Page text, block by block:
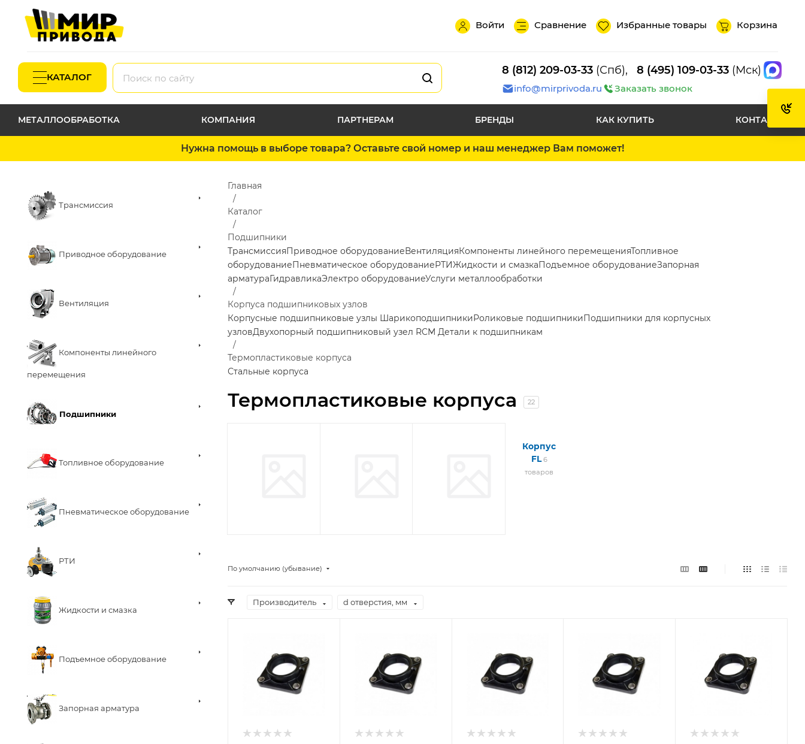
Войти Сравнение Избранные товары Корзина
КАТАЛОГ
8 (812) 209-03-33 (Спб), 8 (495) 109-03-33 (Мск)
info@mirprivoda.ru Заказать звонок
МЕТАЛЛООБРАБОТКА КОМПАНИЯ ПАРТНЕРАМ БРЕНДЫ КАК КУПИТЬ КОНТАКТЫ
Нужна помощь в выборе товара? Оставьте свой номер и наш менеджер Вам поможет!
Трансмиссия
Приводное оборудование
Вентиляция
Компоненты линейного
перемещения
Подшипники
Топливное оборудование
Пневматическое оборудование
РТИ
Жидкости и смазка
Подъемное оборудование
Запорная арматура
Термопластиковые корпуса 22
Главная
Каталог
Подшипники
ТрансмиссияПриводное оборудованиеВентиляцияКомпоненты линейного перемещенияТопливное
оборудованиеПневматическое оборудованиеРТИЖидкости и смазкаПодъемное оборудованиеЗапорная
арматураГидравликаЭлектро оборудованиеУслуги металлообработки
Корпуса подшипниковых узлов
Корпусные подшипниковые узлы ШарикоподшипникиРоликовые подшипникиПодшипники для корпусных
узловДвухопорный подшипниковый узел RCM Детали к подшипникам
Термопластиковые корпуса
Стальные корпуса
Корпус
FL 6
товаров
По умолчанию (убывание)
Производитель d отверстия, мм